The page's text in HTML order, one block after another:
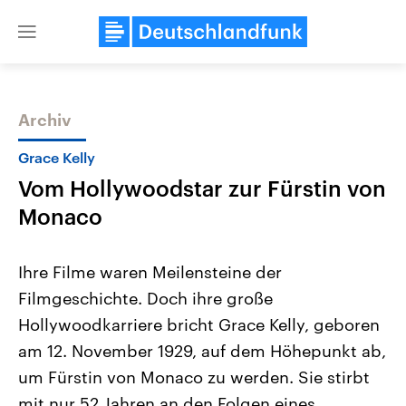
Close
Themen
Landtagswahl Sachsen-Anhalt
2026
Alle Informationen
Sachsen-Anhalt wählt am 6.
September 2026 einen neuen
Landtag. Seit 2021 wird das
Bundesland von einer Koalition aus
Aktuelle Beiträge,
Hintergründe
Wirtschaftlich und
gehören die Vereinigten
den mächtigsten Ländern
mit großem Einfluss auf
Archiv
Grace Kelly
Vom Hollywoodstar zur Fürstin von
Monaco
Ihre Filme waren Meilensteine der
Filmgeschichte. Doch ihre große
Hollywoodkarriere bricht Grace Kelly, geboren
am 12. November 1929, auf dem Höhepunkt ab,
um Fürstin von Monaco zu werden. Sie stirbt